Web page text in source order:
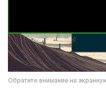
Обратите внимание на